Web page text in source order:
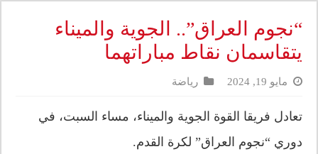
“نجوم العراق”.. الجوية والميناء
يتقاسمان نقاط مباراتهما
مايو 19, 2024 رياضة
تعادل فريقا القوة الجوية والميناء، مساء السبت، في
دوري “نجوم العراق” لكرة القدم.